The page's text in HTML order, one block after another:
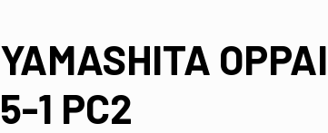
YAMASHITA
5-1 PC2